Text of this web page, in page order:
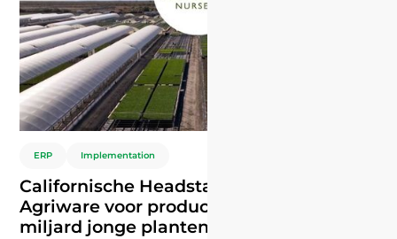
ERP Implementation
Californische Headstart Nursery kiest
Agriware voor productie van bijna 1
miljard jonge planten per jaar